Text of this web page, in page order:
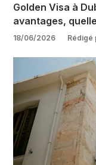
Golden Visa à
avantages,
18/06/2026 Rédigé